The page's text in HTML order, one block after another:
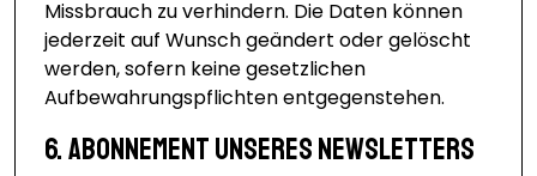
Missbrauch zu verhindern. Die Daten können
jederzeit auf Wunsch geändert oder gelöscht
werden, sofern keine gesetzlichen
Aufbewahrungspflichten entgegenstehen.
6. Abonnement unseres Newsletters